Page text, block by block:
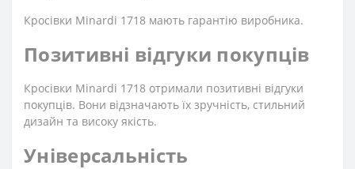
Кросівки Minardi 1718 мають гарантію виробника.
Позитивні відгуки покупців
Кросівки Minardi 1718 отримали позитивні відгуки
покупців. Вони відзначають їх зручність, стильний
дизайн та високу якість.
Універсальність